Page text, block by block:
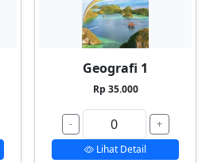
Geografi 1
Rp 35.000
-
+
Lihat Detail